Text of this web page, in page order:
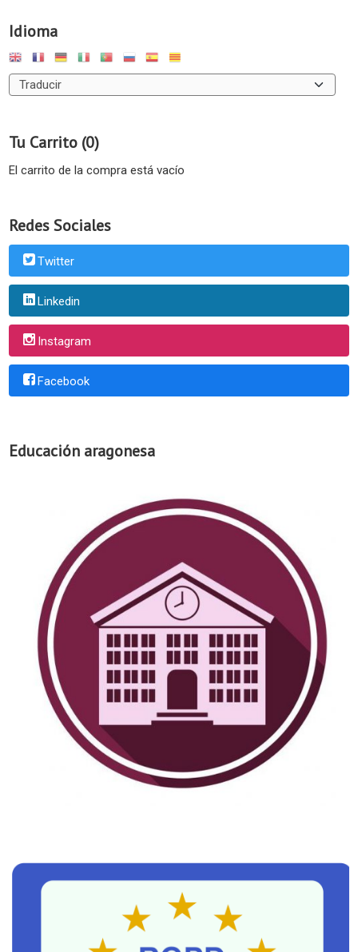
Idioma
Tu Carrito (0)
El carrito de la compra está vacío
Redes Sociales
Twitter
Linkedin
Instagram
Facebook
Educación aragonesa